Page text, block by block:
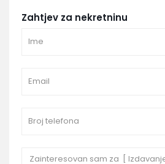
Zahtjev za nekretninu